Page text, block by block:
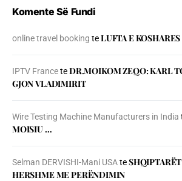
Komente Së Fundi
online travel booking teLUFTA E KOSHARES
IPTV FranceteDR.MOIKOM ZEQO: KARL
GJON VLADIMIRIT
Wire Testing Machine Manufacturers in India
MOISIU …
Selman DERVISHI-Mani USAte
HERSHME ME PERËNDIMIN